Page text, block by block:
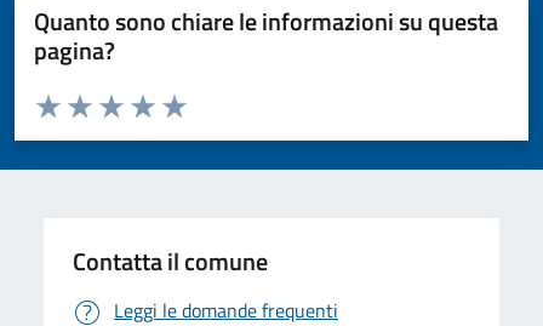
Quanto sono chiare le informazioni su questa
pagina?
Valuta da 1 a 5 stelle la pagina
Valuta 5 stelle su 5
Valuta 4 stelle su 5
Valuta 3 stelle su 5
Valuta 2 stelle su 5
Valuta 1 stelle su 5
Contatta il comune
Leggi le domande frequenti